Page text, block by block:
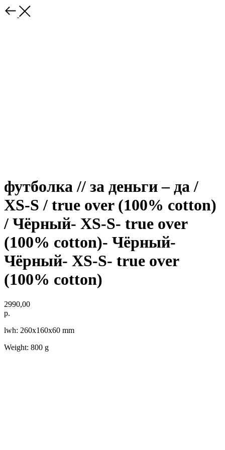
футболка // за деньги – да /
XS-S / true over (100% cotton)
/ Чёрный- XS-S- true over
(100% cotton)- Чёрный-
Чёрный- XS-S- true over
(100% cotton)
2990,00
р.
lwh: 260x160x60 mm
Weight: 800 g